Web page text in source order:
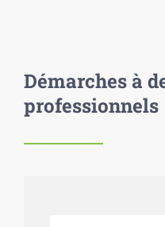
Démarches à
professionnels